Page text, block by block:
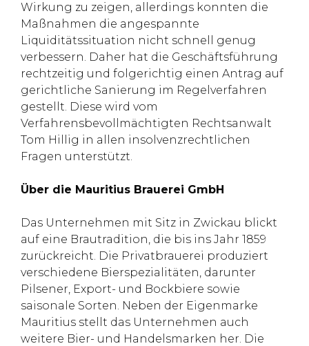
Wirkung zu zeigen, allerdings konnten die
Maßnahmen die angespannte
Liquiditätssituation nicht schnell genug
verbessern. Daher hat die Geschäftsführung
rechtzeitig und folgerichtig einen Antrag auf
gerichtliche Sanierung im Regelverfahren
gestellt. Diese wird vom
Verfahrensbevollmächtigten Rechtsanwalt
Tom Hillig in allen insolvenzrechtlichen
Fragen unterstützt.
Über die Mauritius Brauerei GmbH
Das Unternehmen mit Sitz in Zwickau blickt
auf eine Brautradition, die bis ins Jahr 1859
zurückreicht. Die Privatbrauerei produziert
verschiedene Bierspezialitäten, darunter
Pilsener, Export- und Bockbiere sowie
saisonale Sorten. Neben der Eigenmarke
Mauritius stellt das Unternehmen auch
weitere Bier- und Handelsmarken her. Die